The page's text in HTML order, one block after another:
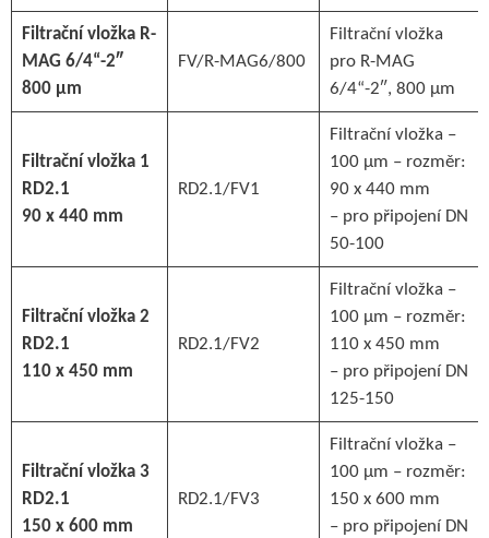
Filtrační vložka R-
MAG 6/4“-2″
800 µm
FV/R-MAG6/800
Filtrační vložka
pro R-MAG
6/4“-2″, 800 µm
Filtrační vložka 1
RD2.1
90 x 440 mm
RD2.1/FV1
Filtrační vložka –
100 µm – rozměr:
90 x 440 mm
– pro připojení DN
50-100
Filtrační vložka 2
RD2.1
110 x 450 mm
RD2.1/FV2
Filtrační vložka –
100 µm – rozměr:
110 x 450 mm
– pro připojení DN
125-150
Filtrační vložka 3
RD2.1
150 x 600 mm
RD2.1/FV3
Filtrační vložka –
100 µm – rozměr:
150 x 600 mm
– pro připojení DN